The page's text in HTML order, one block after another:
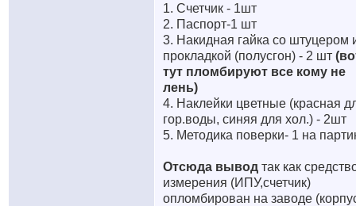
1. Счетчик - 1шт
2. Паспорт-1 шт
3. Накидная гайка со штуцером
прокладкой (полусгон) - 2 шт
тут пломбируют все кому не
лень)
4. Наклейки цветные (красная
гор.воды, синяя для хол.) - 2шт
5. Методика поверки- 1 на
Отсюда вывод так как
измерения (ИПУ,счетчик)
опломбирован на заводе